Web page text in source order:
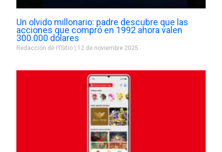
Un olvido millonario: padre descubre que las
acciones que compró en 1992 ahora valen
300.000 dólares
Redacción de ITSitio 12 de noviembre 2025